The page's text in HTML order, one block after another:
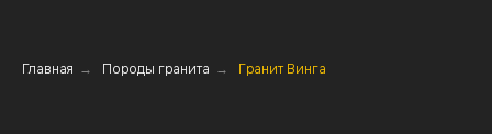
Главная → Породы гранита → Гранит Винга